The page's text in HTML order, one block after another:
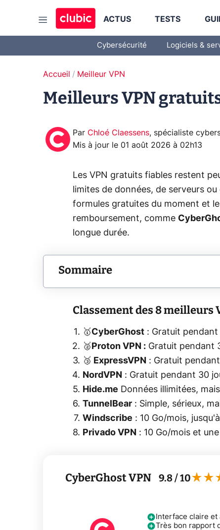
ACTUS TESTS
Cybersécurité Logiciels &
Accueil Meilleur VPN
Meilleurs VPN
Par Chloé Claessens, spécialiste
Mis à jour le 01 août 2026 à 02h13
Les VPN gratuits fiables restent
limites de données, de serveurs
formules gratuites du moment et
remboursement, comme
longue durée.
Sommaire
Classement des 8 meilleurs
🥇CyberGhost : Gratuit
🥈 Proton VPN : Gratuit pendant
🥉 ExpressVPN : Gratuit
NordVPN : Gratuit pendant 30
Hide.me Données illimitées,
TunnelBear : Simple, sérieux,
Windscribe : 10 Go/mois,
Privado VPN : 10 Go/mois et
CyberGhost VPN 9.8/ 10
Interface claire et
Très bon rapport